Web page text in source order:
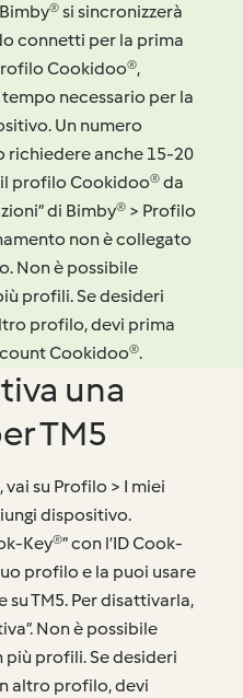
si sincronizzerà
connetti per la prima
Cookidoo®,
necessario per la
Un numero
richiedere anche 15-20
profilo Cookidoo® da
di Bimby® > Profilo
non è collegato
Non è possibile
profili. Se desideri
profilo, devi prima
Cookidoo®.
una
TM5
su Profilo > I miei
dispositivo.
Key®” con l’ID Cook-
profilo e la puoi usare
TM5. Per disattivarla,
Non è possibile
profili. Se desideri
altro profilo, devi